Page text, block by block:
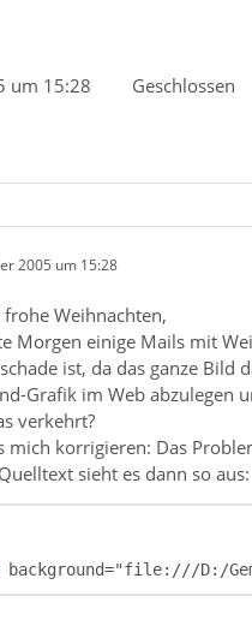
um 15:28 Geschlossen
2005 um 15:28
Weihnachten,
Morgen einige Mails mit
ist, da das ganze
Grafik im Web abzulegen
verkehrt?
mich korrigieren: Das
sieht es dann so aus:
background="file:///D:/